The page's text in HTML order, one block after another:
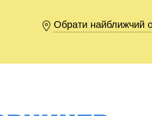
Обрати найближчий
Обрати найближчий